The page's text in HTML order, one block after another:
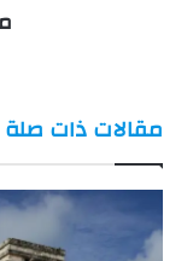
مقالات ذات صلة